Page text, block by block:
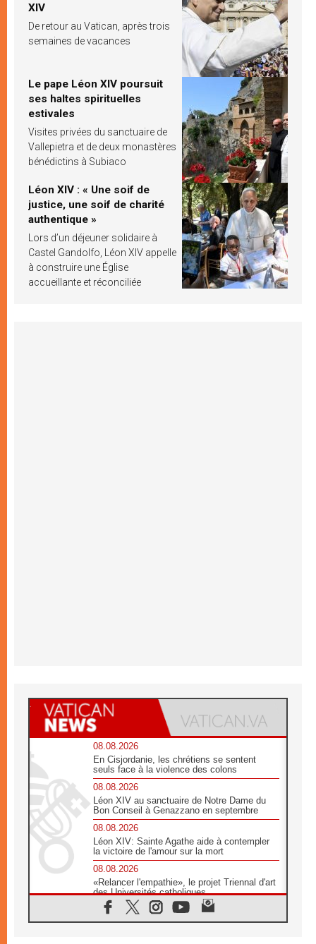
XIV
De retour au Vatican, après trois
semaines de vacances
Le pape Léon XIV poursuit
ses haltes spirituelles
estivales
Visites privées du sanctuaire de
Vallepietra et de deux monastères
bénédictins à Subiaco
Léon XIV : « Une soif de
justice, une soif de charité
authentique »
Lors d’un déjeuner solidaire à
Castel Gandolfo, Léon XIV appelle
à construire une Église
accueillante et réconciliée
08.08.2026
En Cisjordanie, les chrétiens se sentent
seuls face à la violence des colons
08.08.2026
Léon XIV au sanctuaire de Notre Dame du
Bon Conseil à Genazzano en septembre
08.08.2026
Léon XIV: Sainte Agathe aide à contempler
la victoire de l'amour sur la mort
08.08.2026
«Relancer l'empathie», le projet Triennal d'art
des Universités catholiques
08.08.2026
Signis 2026, donner la parole aux religieuses